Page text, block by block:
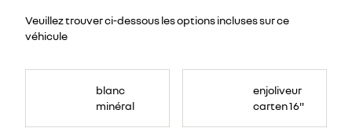
Veuillez trouver ci-dessous les options incluses sur ce
véhicule
blanc
minéral
enjoliveur
carten 16"